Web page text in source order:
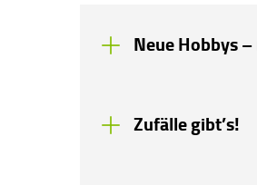
Neue Hobbys
Zufälle gibt’s!